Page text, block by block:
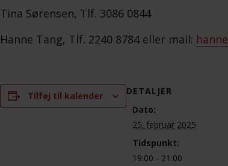
Tina Sørensen, Tlf. 3086 0844
Hanne Tang, Tlf. 2240 8784 eller mail:
Tilføj til kalender
DETALJER
Dato:
25. februar 2025
Tidspunkt:
19:00 - 21:00